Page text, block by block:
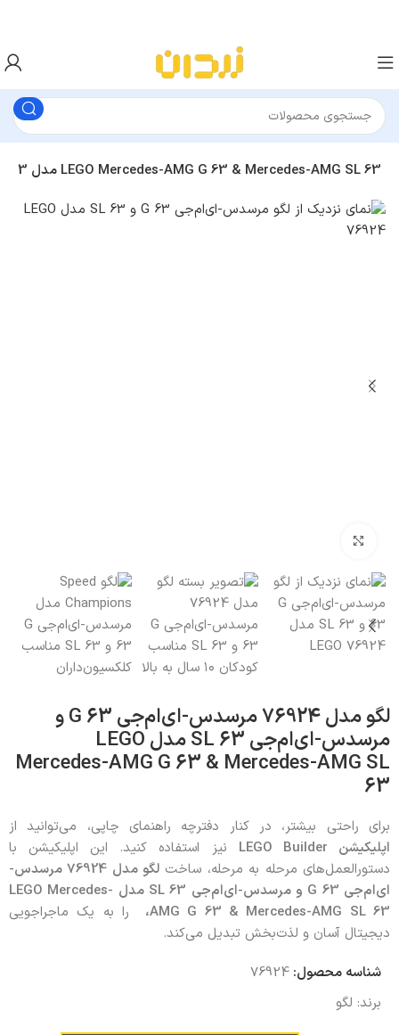
لگو مدل 76924 مرسدس-ای‌ام‌جی G 63 و مرسدس-ای‌ام‌جی SL 63 مدل LEGO Mercedes-AMG G 63 & Mercedes-AMG SL 63
لگو مدل 76924 مرسدس-ای‌ام‌جی G 63 و
مرسدس-ای‌ام‌جی SL 63 مدل LEGO
Mercedes-AMG G 63 & Mercedes-AMG SL
63
برای راحتی بیشتر، در کنار دفترچه راهنمای چاپی، می‌توانید از
اپلیکیشن
نیز استفاده کنید. این اپلیکیشن با
دستورالعمل‌های مرحله به مرحله، ساخت
لگو مدل 76924 مرسدس-
ای‌ام‌جی G 63 و مرسدس-ای‌ام‌جی SL 63 مدل LEGO Mercedes-
AMG G 63 & Mercedes-AMG SL 63،
را به یک ماجراجویی
دیجیتال آسان و لذت‌بخش تبدیل می‌کند.
شناسه محصول:76924
برند: لگو